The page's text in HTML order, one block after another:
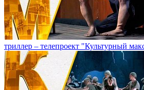
триллер – телепроект "Культурный